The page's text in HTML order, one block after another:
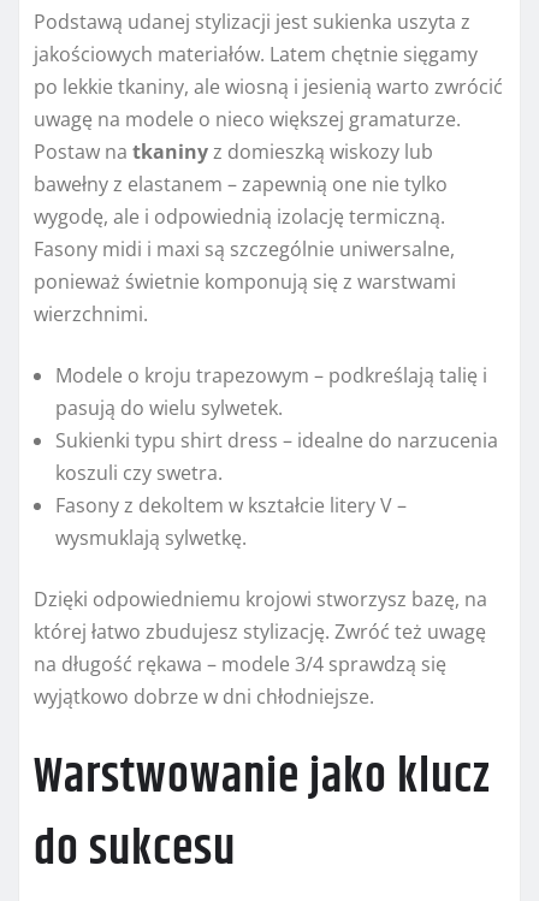
Podstawą udanej stylizacji jest sukienka uszyta z
jakościowych materiałów. Latem chętnie sięgamy
po lekkie tkaniny, ale wiosną i jesienią warto zwrócić
uwagę na modele o nieco większej gramaturze.
Postaw na tkaninyz domieszką wiskozy lub
bawełny z elastanem – zapewnią one nie tylko
wygodę, ale i odpowiednią izolację termiczną.
Fasony midi i maxi są szczególnie uniwersalne,
ponieważ świetnie komponują się z warstwami
wierzchnimi.
Modele o kroju trapezowym – podkreślają talię i
pasują do wielu sylwetek.
Sukienki typu shirt dress – idealne do narzucenia
koszuli czy swetra.
Fasony z dekoltem w kształcie litery V –
wysmuklają sylwetkę.
Dzięki odpowiedniemu krojowi stworzysz bazę, na
której łatwo zbudujesz stylizację. Zwróć też uwagę
na długość rękawa – modele 3/4 sprawdzą się
wyjątkowo dobrze w dni chłodniejsze.
Warstwowanie jako klucz
do sukcesu